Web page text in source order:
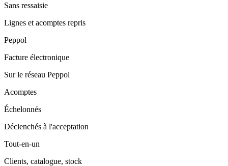
Sans ressaisie
Lignes et acomptes repris
Peppol
Facture électronique
Sur le réseau Peppol
Acomptes
Échelonnés
Déclenchés à l'acceptation
Tout-en-un
Clients, catalogue, stock